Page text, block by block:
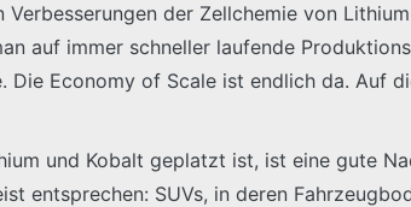
der Zellchemie von
auf immer schneller laufende
Economy of Scale ist endlich da. Auf
und Kobalt geplatzt ist, ist eine gute
entsprechen: SUVs, in deren